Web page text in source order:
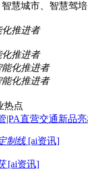
慧城市、智慧驾
推进者
推进者
化推进者
化推进者
热点
|PA直营交通新品
制线 [ai资讯]
[ai资讯]